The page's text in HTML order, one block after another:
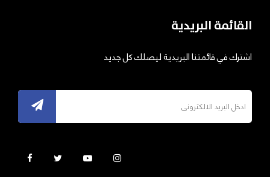
القائمة البريدية
اشترك في قائمتنا البريدية ليصلك كل جديد